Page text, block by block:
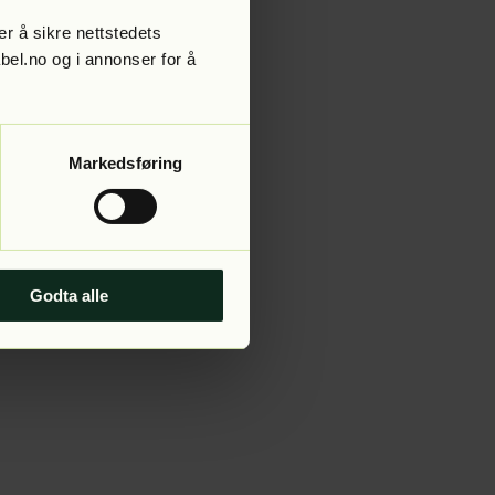
å sikre nettstedets
og i annonser for å
Markedsføring
Godta alle